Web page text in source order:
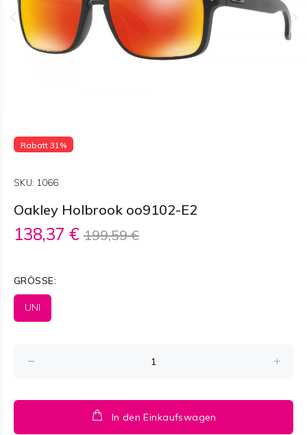
Rabatt 31%
SKU: 1066
Oakley Holbrook oo9102-E2
138,37 € 199,59 €
GRÖSSE:
UNI
In den Einkaufswagen